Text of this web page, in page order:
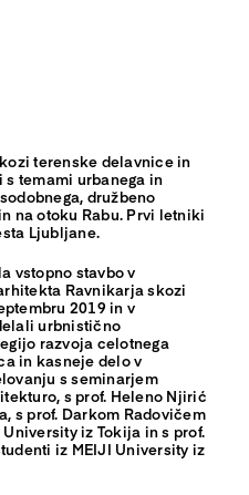
terenske delavnice in
temami urbanega in
družbeno
na otoku Rabu. Prvi letniki
Ljubljane.
vstopno stavbo v
Ravnikarja skozi
2019 in v
urbnistično
razvoja celotnega
in kasneje delo v
s seminarjem
s prof. Heleno Njirić
s prof. Darkom Radovičem
iz Tokija in s prof.
iz MEIJI University iz